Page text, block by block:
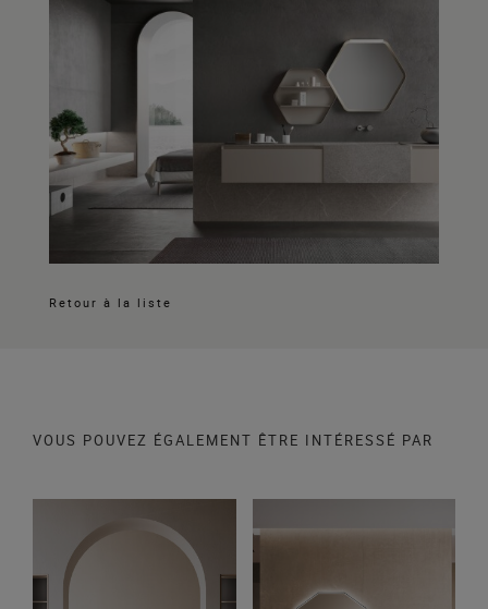
Retour à la liste
VOUS POUVEZ ÉGALEMENT ÊTRE INTÉRESSÉ PAR